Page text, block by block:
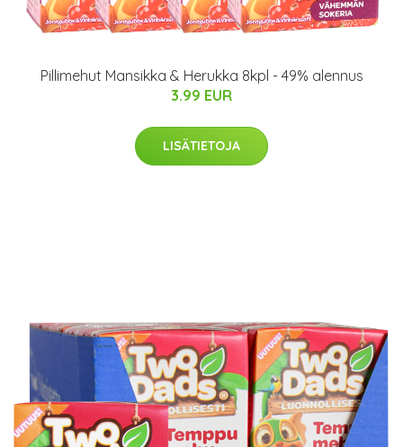
Pillimehut Mansikka & Herukka 8kpl - 49% alennus
3.99 EUR
LISÄTIETOJA